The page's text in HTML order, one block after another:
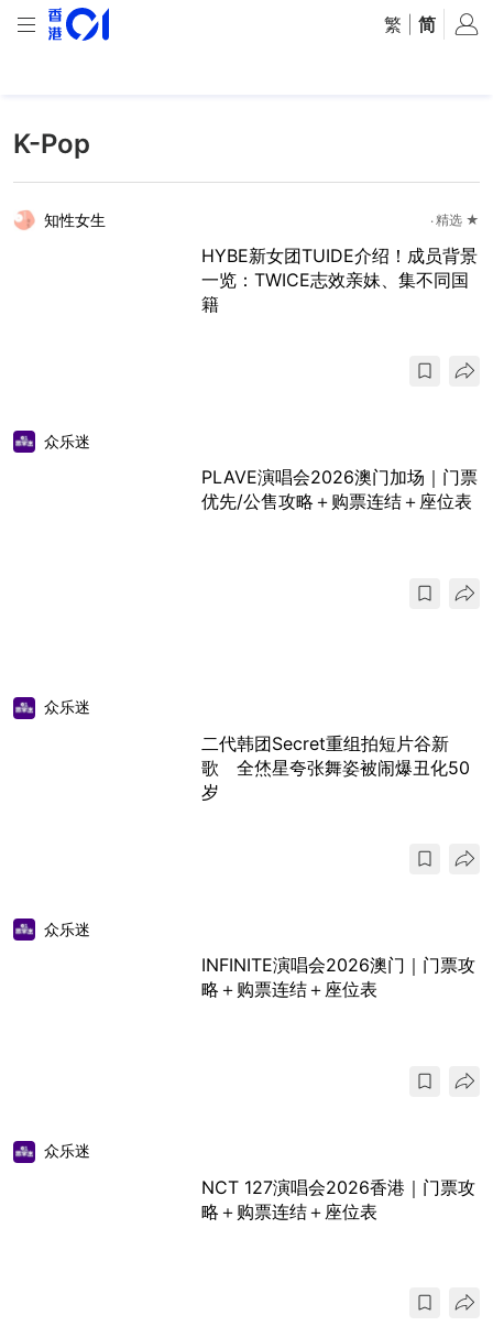
繁 简
K-Pop
知性女生 精选 ★
HYBE新女团TUIDE介绍！成员背景
一览：TWICE志效亲妹、集不同国
籍
众乐迷
PLAVE演唱会2026澳门加场｜门票
优先/公售攻略＋购票连结＋座位表
众乐迷
二代韩团Secret重组拍短片谷新
歌 全烋星夸张舞姿被闹爆丑化50
岁
众乐迷
INFINITE演唱会2026澳门｜门票攻
略＋购票连结＋座位表
众乐迷
NCT 127演唱会2026香港｜门票攻
略＋购票连结＋座位表